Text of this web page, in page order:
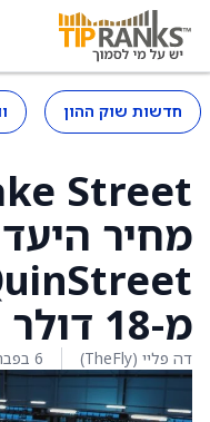
חדשות שוק ההון
מחיר
מ-18 דולר
דה פליי (TheFly) 6 בפברואר 2026